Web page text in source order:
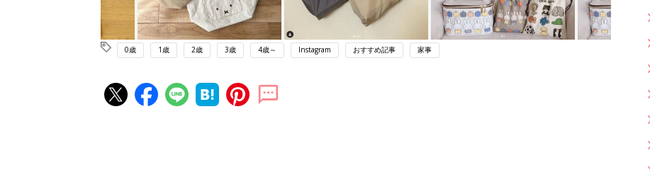
0歳 1歳 2歳 3歳 4歳～ Instagram おすすめ記事 家事